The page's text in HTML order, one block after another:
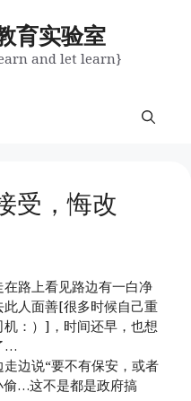
育实验室
and let learn}
受，悔改
路上看见路边有一白净
人面善[很多时候自己重
：）]，时间还早，也想
…
边说“要不有保安，或者
…这不是都是政府搞